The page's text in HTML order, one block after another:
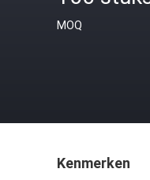
MOQ
Kenmerken